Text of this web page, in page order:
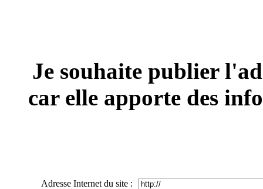
Je souhaite publier
car elle apporte des
Adresse Internet du site :